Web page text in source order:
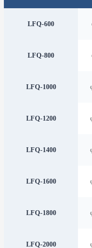
LFQ-600
LFQ-800
LFQ-1000
LFQ-1200
LFQ-1400
LFQ-1600
LFQ-1800
LFQ-2000